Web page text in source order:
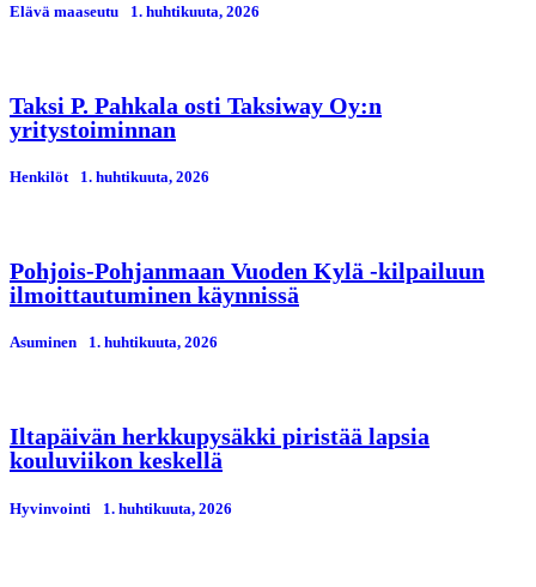
Elävä maaseutu 1. huhtikuuta, 2026
Taksi P. Pahkala osti Taksiway Oy:n
yritystoiminnan
Henkilöt 1. huhtikuuta, 2026
Pohjois-Pohjanmaan Vuoden Kylä -kilpailuun
ilmoittautuminen käynnissä
Asuminen 1. huhtikuuta, 2026
Iltapäivän herkkupysäkki piristää lapsia
kouluviikon keskellä
Hyvinvointi 1. huhtikuuta, 2026